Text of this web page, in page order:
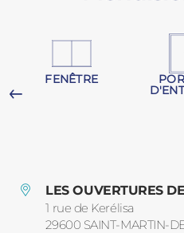
FENÊTRE
LES OUVERTURES
1 rue de Kerélisa
29600 SAINT-MARTIN-